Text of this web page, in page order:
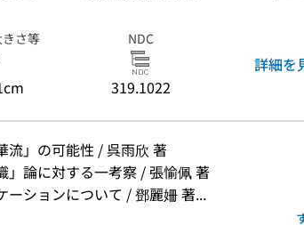
さ等 NDC
319.1022
詳細を
流」の可能性 / 呉雨欣 著
」論に対する一考察 / 張愉佩 著
ーションについて / 鄧麗姍 著...